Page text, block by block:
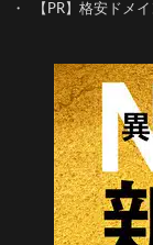
【PR】格安ドメ